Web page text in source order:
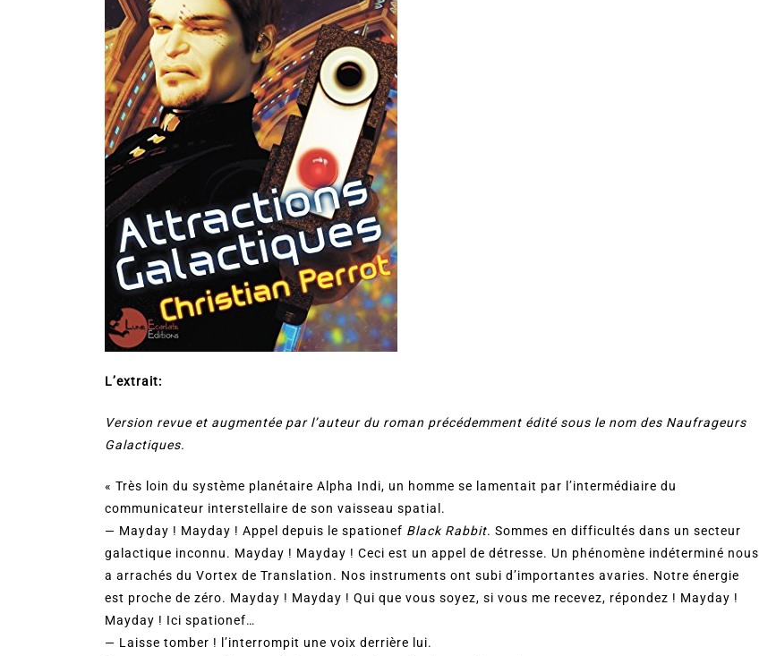
L’extrait:
Version revue et augmentée par l’auteur du roman précédemment édité sous le nom des Naufrageurs
Galactiques.
« Très loin du système planétaire Alpha Indi, un homme se lamentait par l’intermédiaire du
communicateur interstellaire de son vaisseau spatial.
— Mayday ! Mayday ! Appel depuis le spationef Black Rabbit. Sommes en difficultés dans un secteur
galactique inconnu. Mayday ! Mayday ! Ceci est un appel de détresse. Un phénomène indéterminé nous
a arrachés du Vortex de Translation. Nos instruments ont subi d’importantes avaries. Notre énergie
est proche de zéro. Mayday ! Mayday ! Qui que vous soyez, si vous me recevez, répondez ! Mayday !
Mayday ! Ici spationef…
— Laisse tomber ! l’interrompit une voix derrière lui.